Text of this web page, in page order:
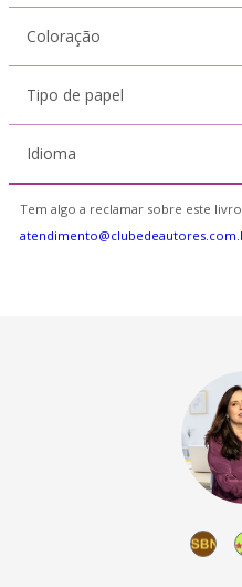
Coloração
Tipo de papel
Idioma
Tem algo a reclamar sobre este